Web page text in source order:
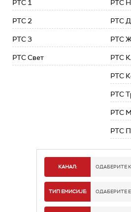
РТС 1
РТС 2
РТС 3
РТС Свет
РТС
РТС
РТС
РТС
РТС
РТС
РТС
РТС
КАНАЛ: ОДАБЕРИТЕ
РТС 1
ТИП ЕМИСИЈЕ: ОДАБЕРИТЕ